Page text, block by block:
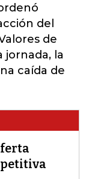
del
de
jornada, la
caída de